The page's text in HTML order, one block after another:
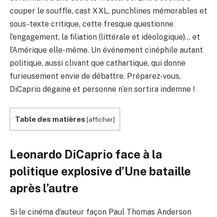
couper le souffle, cast XXL, punchlines mémorables et
sous-texte critique, cette fresque questionne
l’engagement, la filiation (littérale et idéologique)… et
l’Amérique elle-même. Un événement cinéphile autant
politique, aussi clivant que cathartique, qui donne
furieusement envie de débattre. Préparez-vous,
DiCaprio dégaine et personne n’en sortira indemne !
Table des matières [afficher]
Leonardo DiCaprio face à la
politique explosive d’Une bataille
après l’autre
Si le cinéma d’auteur façon Paul Thomas Anderson